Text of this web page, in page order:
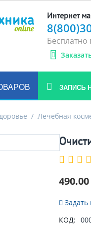
Интернет
Бесплатно
ЗАПИСЬ
/ Лечебная
490.00
Задать
КОД: